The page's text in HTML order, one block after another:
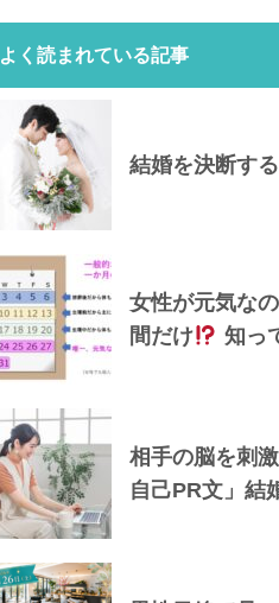
よく読まれている記事
結婚を決断す
女性が元気な
間だけ
知っ
相手の脳を刺
自己PR文」結